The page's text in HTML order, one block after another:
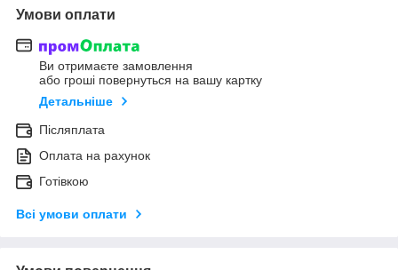
Умови оплати
Ви отримаєте замовлення
або гроші повернуться на вашу картку
Детальніше
Післяплата
Оплата на рахунок
Готівкою
Всі умови оплати